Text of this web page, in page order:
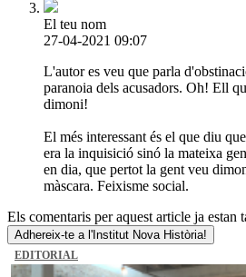
El teu nom
27-04-2021 09:07
L'autor es veu que parla
paranoia dels acusadors. Oh! Ell
dimoni!
El més interessant és el que diu
era la inquisició sinó la mateixa
en dia, que pertot la gent veu
màscara. Feixisme social.
Els comentaris per aquest article ja estan
Adhereix-te a l'Institut Nova Història!
EDITORIAL